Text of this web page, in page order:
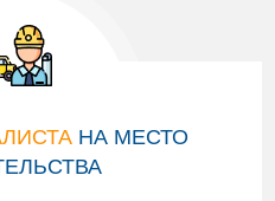
НА МЕСТО